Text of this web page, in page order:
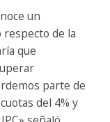
un
de la
que
parte de
del 4% y